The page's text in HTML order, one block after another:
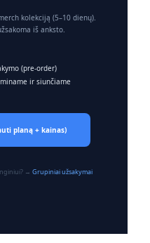
kolekciją (5–10 dienų).
iš anksto.
(pre-order)
ir siunčiame
planą + kainas)
→ Grupiniai užsakymai